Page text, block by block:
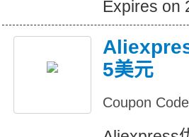
Expires on
5美元
Coupon